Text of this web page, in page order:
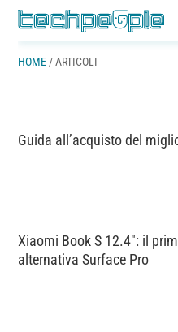
HOME /ARTICOLI
Guida all’acquisto del
Xiaomi Book S 12.4″: il
alternativa Surface Pro